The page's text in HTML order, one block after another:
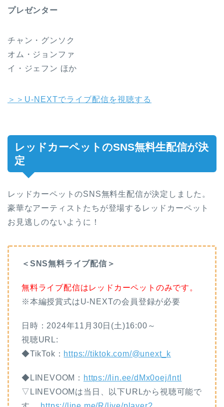
プレゼンター
チャン・グンソク
オム・ジョンファ
イ・ジェフン ほか
＞＞U-NEXTでライブ配信を視聴する
レッドカーペットのSNS無料生配信が決
定
レッドカーペットのSNS無料生配信が決定しました。
豪華なアーティストたちが登場するレッドカーペット
お見逃しのないように！
＜SNS無料ライブ配信＞
無料ライブ配信はレッドカーペットのみです。
※本編授賞式はU-NEXTの会員登録が必要
日時：2024年11月30日(土)16:00～
視聴URL:
◆TikTok： https://tiktok.com/@unext_k
◆LINEVOOM： https://lin.ee/dMx0oej/lntl
▽LINEVOOMは当日、以下URLから視聴可能で